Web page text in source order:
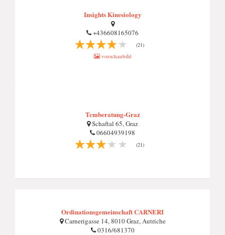
Insights Kinesiology
+436608165076
(21)
vorschaubild
Tcmberatung-Graz
Schaftal 65, Graz
06604939198
(21)
Ordinationsgemeinschaft CARNERI
Carnerigasse 14, 8010 Graz, Autriche
0316/681370